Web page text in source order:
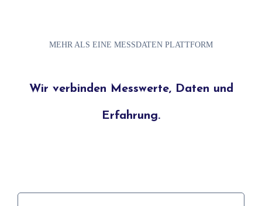
MEHR ALS EINE MESSDATEN PLATTFORM
Wir verbinden Messwerte, Daten und
Erfahrung.